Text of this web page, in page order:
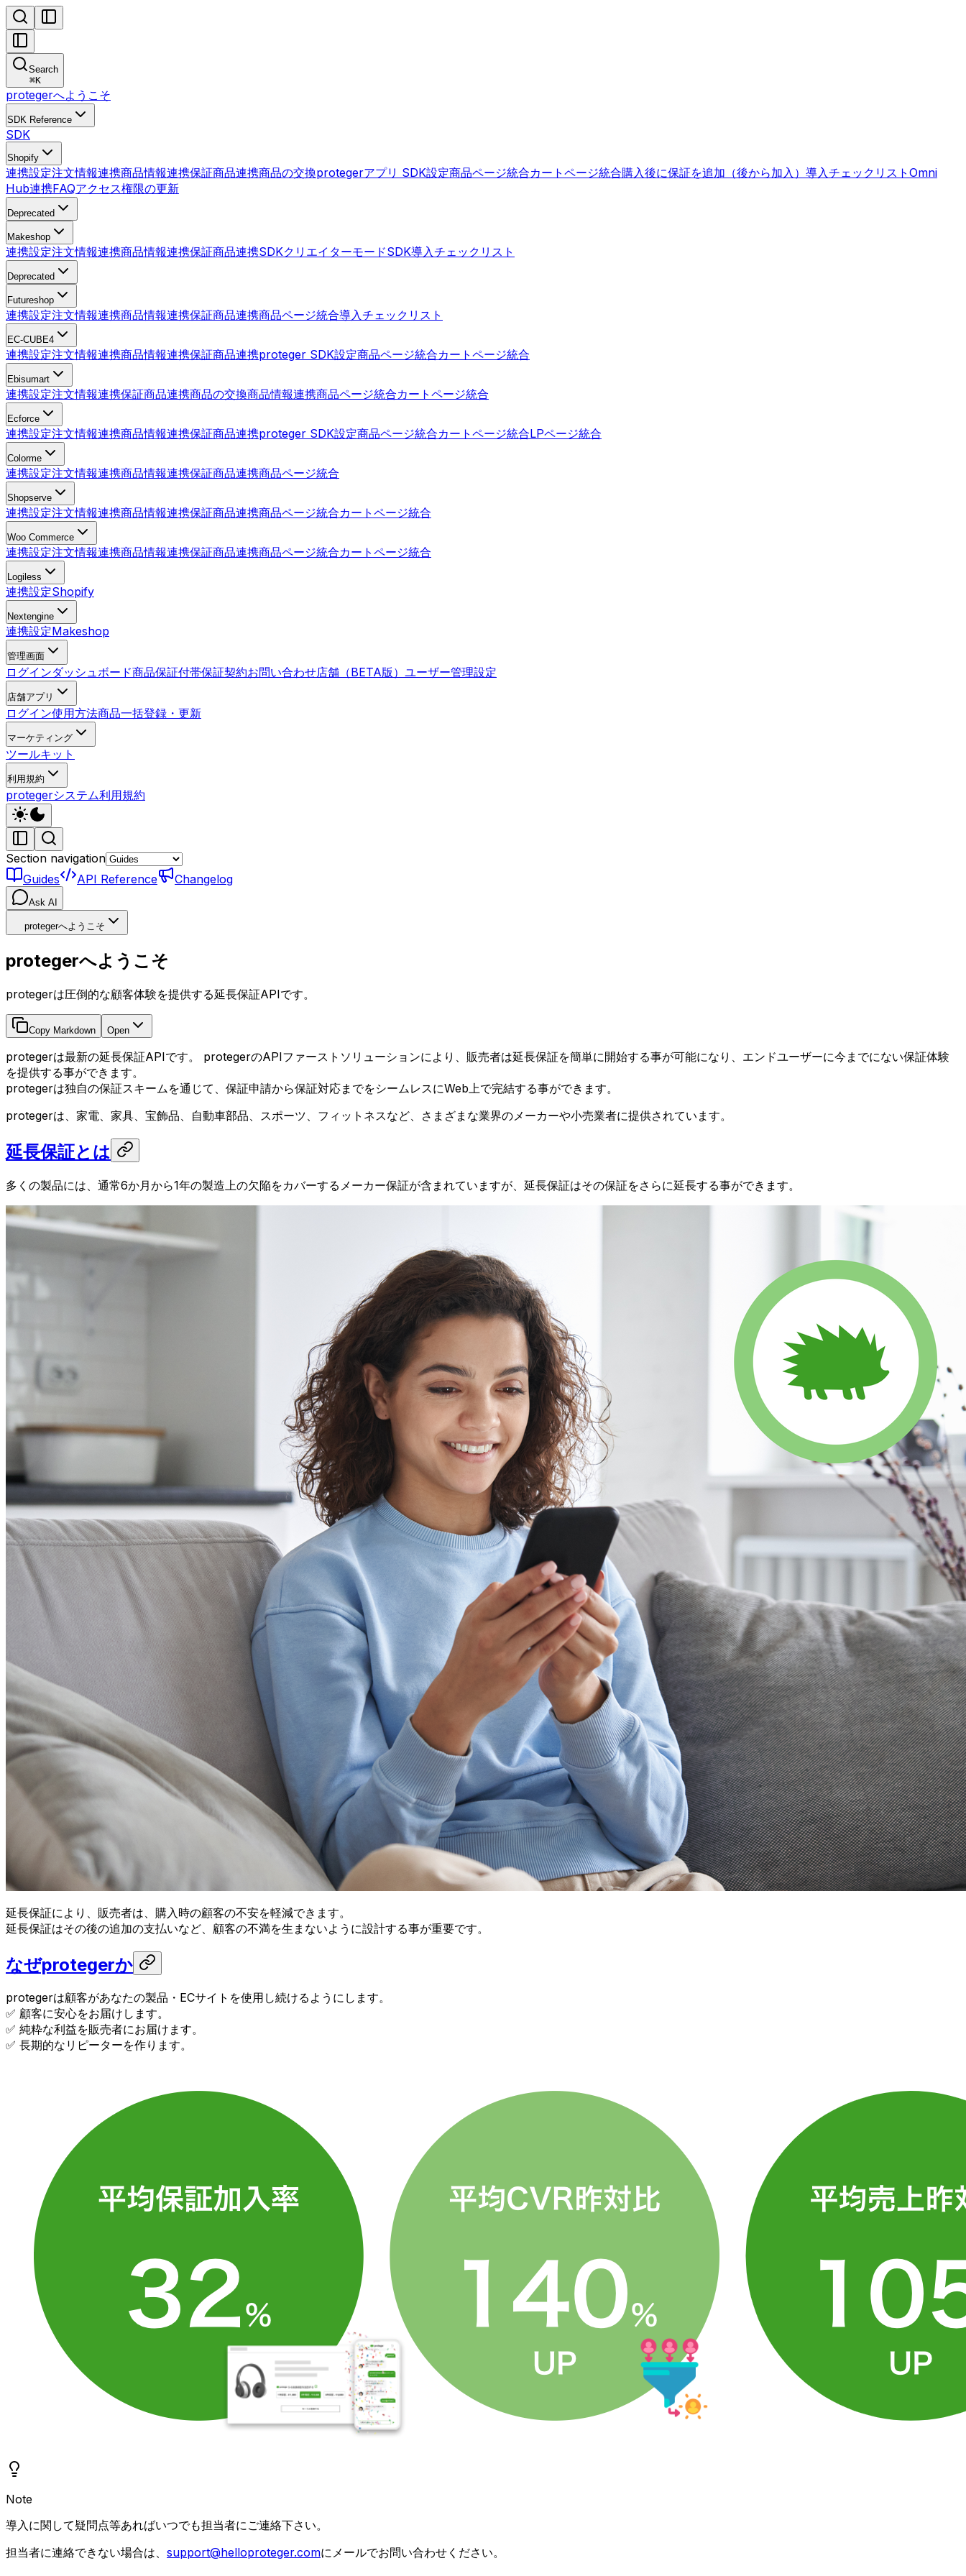
Search
⌘K
protegerへようこそ
SDK Reference
SDK
Shopify
連携設定注文情報連携商品情報連携保証商品連携商品の交換protegerアプリ SDK設定商品ページ統合カートページ統合購入後に保証を追加（後から加入） 導入チェックリスト Omni
Hub連携FAQアクセス権限の更新
Deprecated
Makeshop
連携設定注文情報連携商品情報連携保証商品連携SDKクリエイターモードSDK導入チェックリスト
Deprecated
Futureshop
連携設定注文情報連携商品情報連携保証商品連携商品ページ統合導入チェックリスト
EC-CUBE4
連携設定注文情報連携商品情報連携保証商品連携proteger SDK設定商品ページ統合カートページ統合
Ebisumart
連携設定注文情報連携保証商品連携商品の交換商品情報連携商品ページ統合カートページ統合
Ecforce
連携設定注文情報連携商品情報連携保証商品連携proteger SDK設定商品ページ統合カートページ統合LPページ統合
Colorme
連携設定注文情報連携商品情報連携保証商品連携商品ページ統合
Shopserve
連携設定注文情報連携商品情報連携保証商品連携商品ページ統合カートページ統合
Woo Commerce
連携設定注文情報連携商品情報連携保証商品連携商品ページ統合カートページ統合
Logiless
連携設定Shopify
Nextengine
連携設定Makeshop
管理画面
ログインダッシュボード商品保証付帯保証契約お問い合わせ店舗（BETA版） ユーザー管理設定
店舗アプリ
ログイン使用方法商品一括登録・更新
マーケティング
ツールキット
利用規約
protegerシステム利用規約
Section navigation
Guides
API Reference Changelog
Ask AI
protegerへようこそ
protegerへようこそ
protegerは圧倒的な顧客体験を提供する延長保証APIです。
Copy Markdown Open
protegerは最新の延長保証APIです。 protegerのAPIファーストソリューションにより、販売者は延長保証を簡単に開始する事が可能になり、エンドユーザーに今までにない保証体験
を提供する事ができます。
protegerは独自の保証スキームを通じて、保証申請から保証対応までをシームレスにWeb上で完結する事ができます。
protegerは、家電、家具、宝飾品、自動車部品、スポーツ、フィットネスなど、さまざまな業界のメーカーや小売業者に提供されています。
延長保証とは
多くの製品には、通常6か月から1年の製造上の欠陥をカバーするメーカー保証が含まれていますが、延長保証はその保証をさらに延長する事ができます。
延長保証により、販売者は、購入時の顧客の不安を軽減できます。
延長保証はその後の追加の支払いなど、顧客の不満を生まないように設計する事が重要です。
なぜprotegerか
protegerは顧客があなたの製品・ECサイトを使用し続けるようにします。
✅ 顧客に安心をお届けします。
✅ 純粋な利益を販売者にお届けます。
✅ 長期的なリピーターを作ります。
Note
導入に関して疑問点等あればいつでも担当者にご連絡下さい。
担当者に連絡できない場合は、 support@helloproteger.comにメールでお問い合わせください。